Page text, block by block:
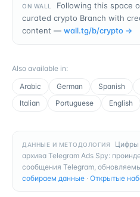
ON WALL
Following this space
curated crypto Branch with
content — wall.tg/b/crypto →
Also available in:
Arabic
German Spanish
Italian
Portuguese English
ДАННЫЕ И МЕТОДОЛОГИЯ
Цифры
архива Telegram Ads Spy:
сообщения Telegram,
собираем данные · Открытые